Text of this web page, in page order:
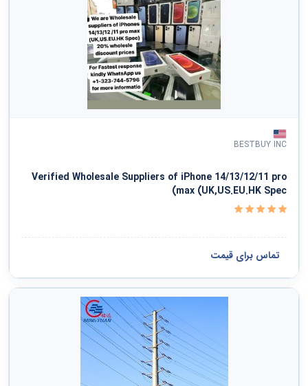
BESTBUY INC
Verified Wholesale Suppliers of iPhone 14/13/12/11 pro
max (UK,US.EU.HK Spec)
تماس برای قیمت